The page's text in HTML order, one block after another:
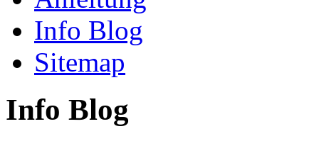
Info Blog
Sitemap
Info Blog